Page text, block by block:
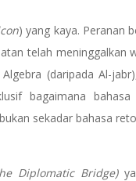
) yang kaya. Peranan
telah meninggalkan
(daripada Al-
bagaimana
sekadar bahasa
Diplomatic Bridge)